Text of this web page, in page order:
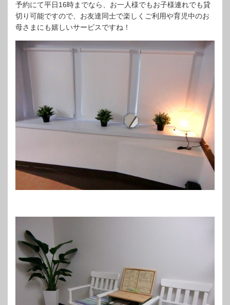
予約にて平日16時までなら、お一人様でもお子様連れでも貸
切り可能ですので、お友達同士で楽しくご利用や育児中のお
母さまにも嬉しいサービスですね！